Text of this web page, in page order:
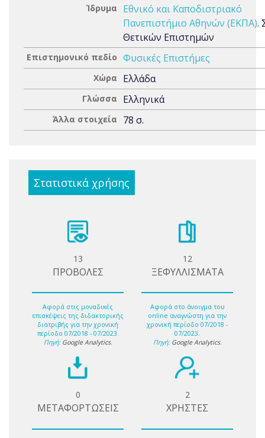
Ίδρυμα
Εθνικό και Καποδιστριακό
Πανεπιστήμιο Αθηνών (ΕΚΠΑ).
Θετικών Επιστημών
Επιστημονικό πεδίο Φυσικές Επιστήμες
Χώρα Ελλάδα
Γλώσσα Ελληνικά
Άλλα στοιχεία 78 σ.
Στατιστικά χρήσης
13
ΠΡΟΒΟΛΕΣ
Αφορά στις μοναδικές
επισκέψεις της διδακτορικής
διατριβής για την χρονική
περίοδο 07/2018 - 07/2023.
Πηγή: Google Analytics.
12
ΞΕΦΥΛΛΙΣΜΑΤΑ
Αφορά στο άνοιγμα του
online αναγνώστη για την
χρονική περίοδο 07/2018 -
07/2023.
Πηγή: Google Analytics.
0
ΜΕΤΑΦΟΡΤΩΣΕΙΣ
2
ΧΡΗΣΤΕΣ